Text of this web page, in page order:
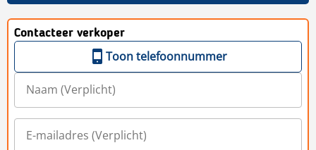
Contacteer verkoper
Toon telefoonnummer